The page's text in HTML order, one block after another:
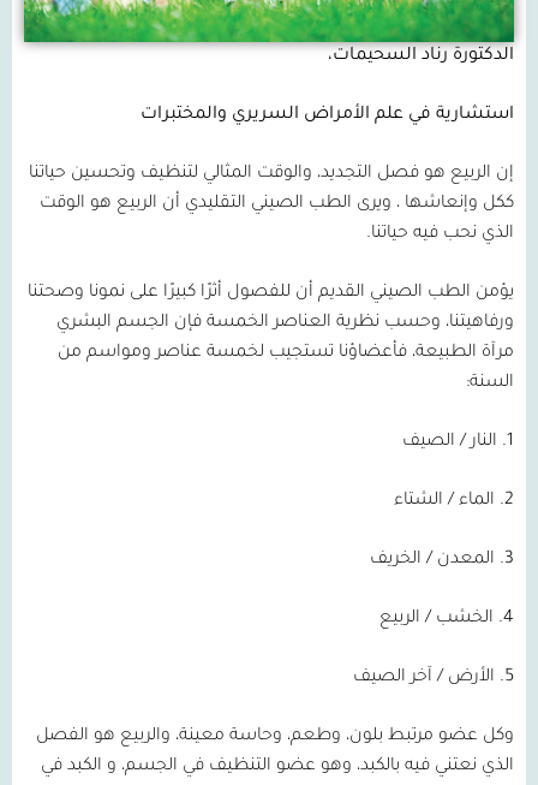
الدكتورة رناد السحيمات،
استشارية في علم الأمراض السريري والمختبرات
إن الربيع هو فصل التجديد، والوقت المثالي لتنظيف وتحسين حياتنا
ككل وإنعاشها ، ويرى الطب الصيني التقليدي أن الربيع هو الوقت
الذي نحب فيه حياتنا.
يؤمن الطب الصيني القديم أن للفصول أثرًا كبيرًا على نمونا وصحتنا
ورفاهيتنا، وحسب نظرية العناصر الخمسة فإن الجسم البشري
مرآة الطبيعة، فأعضاؤنا تستجيب لخمسة عناصر ومواسم من
السنة:
1. النار / الصيف
2. الماء / الشتاء
3. المعدن / الخريف
4. الخشب / الربيع
5. الأرض / آخر الصيف
وكل عضو مرتبط بلون، وطعم، وحاسة معينة، والربيع هو الفصل
الذي نعتني فيه بالكبد، وهو عضو التنظيف في الجسم، و الكبد في